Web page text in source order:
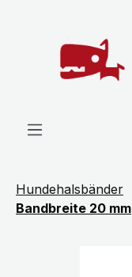
Hundehalsbänder
Bandbreite 20 mm